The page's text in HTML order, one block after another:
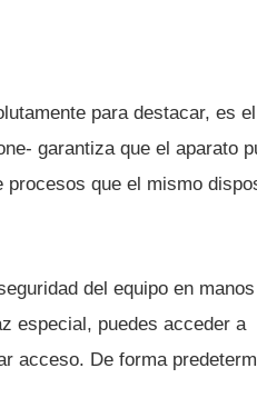
para destacar, es
garantiza que el aparato
procesos que el mismo
del equipo en
especial, puedes acceder a
acceso. De forma